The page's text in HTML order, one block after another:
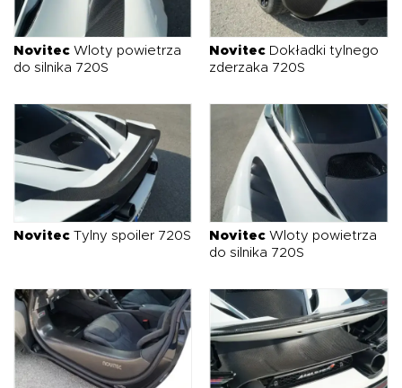
Novitec Wloty powietrza
do silnika 720S
Novitec Dokładki tylnego
zderzaka 720S
Novitec Tylny spoiler 720S Novitec Wloty powietrza
do silnika 720S